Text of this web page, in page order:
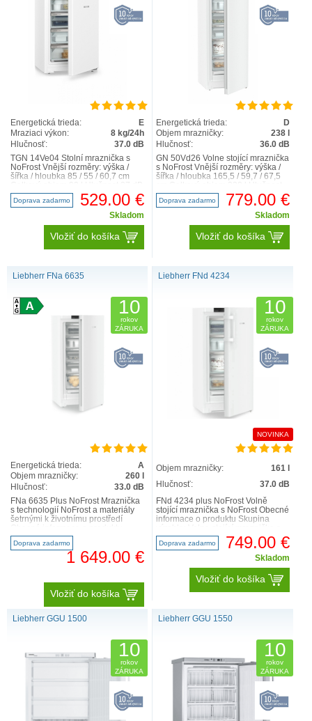
Energetická trieda:
E
Mraziaci výkon:
8 kg/24h
Hlučnosť:
37.0 dB
TGN 14Ve04 Stolní mraznička s
NoFrost Vnější rozměry: výška /
šířka / hloubka 85 / 55 / 60,7 cm
Obecné info..
Doprava zadarmo 529.00 €
Skladom
Vložiť do košíka
Energetická trieda:
D
Objem mrazničky:
238 l
Hlučnosť:
36.0 dB
GN 50Vd26 Volne stojící mraznička
s NoFrost Vnější rozměry: výška /
šířka / hloubka 165,5 / 59,7 / 67,5
36 dB I..
Doprava zadarmo 779.00 €
Skladom
Vložiť do košíka
Liebherr FNa 6635
10
rokov
ZÁRUKA
Energetická trieda:
A
Objem mrazničky:
260 l
Hlučnosť:
33.0 dB
FNa 6635 Plus NoFrost Mraznička
s technologií NoFrost a materiály
šetrnými k životnímu prostředí
Skupina výrobku Mr..
Doprava zadarmo
1 649.00 €
Vložiť do košíka
Liebherr FNd 4234
10
rokov
ZÁRUKA
NOVINKA
Objem mrazničky:
161 l
Hlučnosť:
37.0 dB
FNd 4234 plus NoFrost Volně
stojící mraznička s NoFrost Obecné
informace o produktu Skupina
NoFrost GTIN 4..
Doprava zadarmo 749.00 €
Skladom
Vložiť do košíka
Liebherr GGU 1500
10
rokov
ZÁRUKA
Liebherr GGU 1550
10
rokov
ZÁRUKA